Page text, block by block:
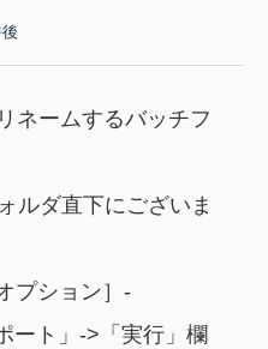
ネームするバッチフ
ルダ直下にございま
プション］-
ート」->「実行」欄